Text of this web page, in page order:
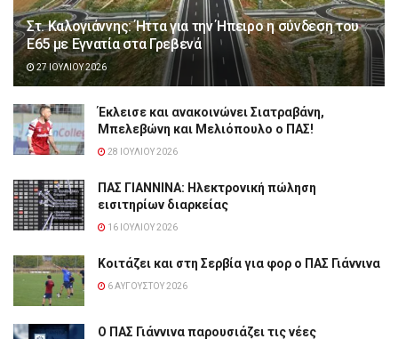
Στ. Καλογιάννης: Ήττα για την Ήπειρο η σύνδεση του
Ε65 με Εγνατία στα Γρεβενά
27 ΙΟΥΛΊΟΥ 2026
Έκλεισε και ανακοινώνει Σιατραβάνη,
Μπελεβώνη και Μελιόπουλο ο ΠΑΣ!
28 ΙΟΥΛΊΟΥ 2026
ΠΑΣ ΓΙΑΝΝΙΝΑ: Hλεκτρονική πώληση
εισιτηρίων διαρκείας
16 ΙΟΥΛΊΟΥ 2026
Κοιτάζει και στη Σερβία για φορ ο ΠΑΣ Γιάννινα
6 ΑΥΓΟΎΣΤΟΥ 2026
Ο ΠΑΣ Γιάννινα παρουσιάζει τις νέες